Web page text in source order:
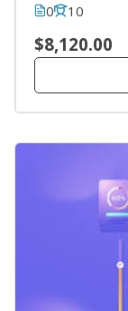
0
10
$8,120.00